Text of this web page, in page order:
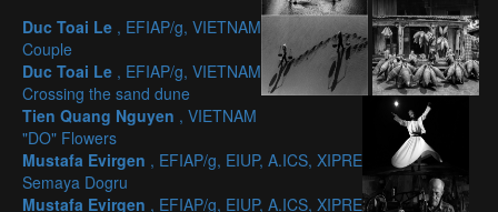
Duc Toai Le , EFIAP/g, VIETNAM
Couple
Duc Toai Le , EFIAP/g, VIETNAM
Crossing the sand dune
Tien Quang Nguyen , VIETNAM
"DO" Flowers
Mustafa Evirgen , EFIAP/g, EIUP, A.ICS, XIPRE
Semaya Dogru
Mustafa Evirgen , EFIAP/g, EIUP, A.ICS, XIPRE